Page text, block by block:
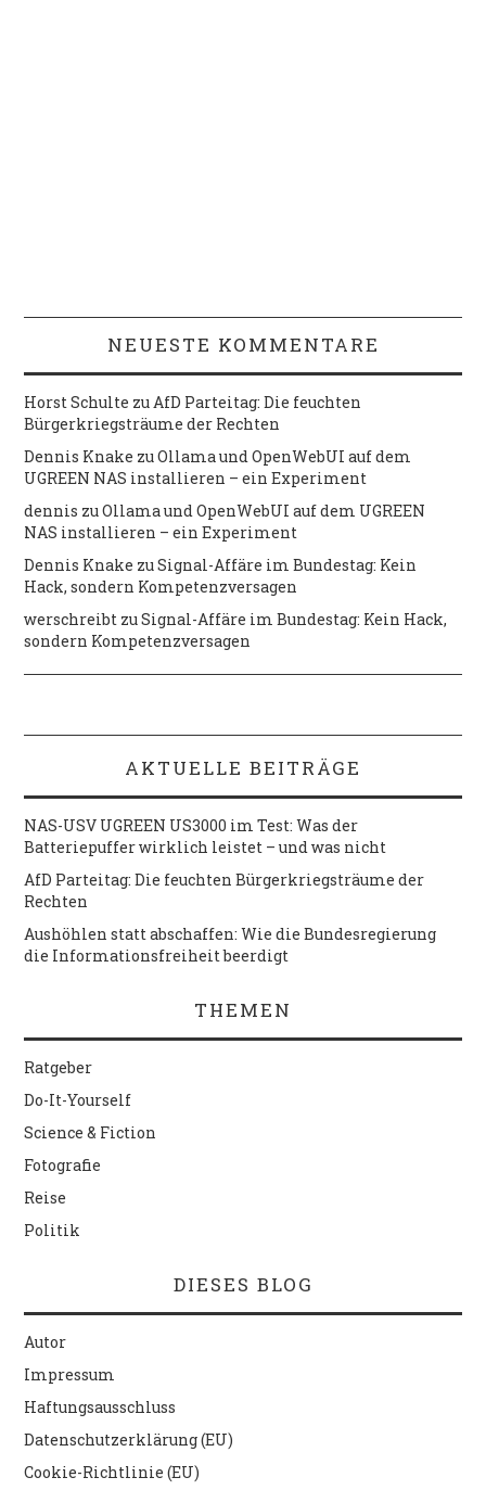
NEUESTE KOMMENTARE
Horst Schulte zu AfD Parteitag: Die feuchten
Bürgerkriegsträume der Rechten
Dennis Knake zuOllama und OpenWebUI auf dem
UGREEN NAS installieren – ein Experiment
dennis zuOllama und OpenWebUI auf dem UGREEN
NAS installieren – ein Experiment
Dennis Knake zuSignal-Affäre im Bundestag: Kein
Hack, sondern Kompetenzversagen
werschreibt zuSignal-Affäre im Bundestag: Kein Hack,
sondern Kompetenzversagen
AKTUELLE BEITRÄGE
NAS-USV UGREEN US3000 im Test: Was der
Batteriepuffer wirklich leistet – und was nicht
AfD Parteitag: Die feuchten Bürgerkriegsträume der
Rechten
Aushöhlen statt abschaffen: Wie die Bundesregierung
die Informationsfreiheit beerdigt
THEMEN
Ratgeber
Do-It-Yourself
Science & Fiction
Fotografie
Reise
Politik
DIESES BLOG
Autor
Impressum
Haftungsausschluss
Datenschutzerklärung (EU)
Cookie-Richtlinie (EU)